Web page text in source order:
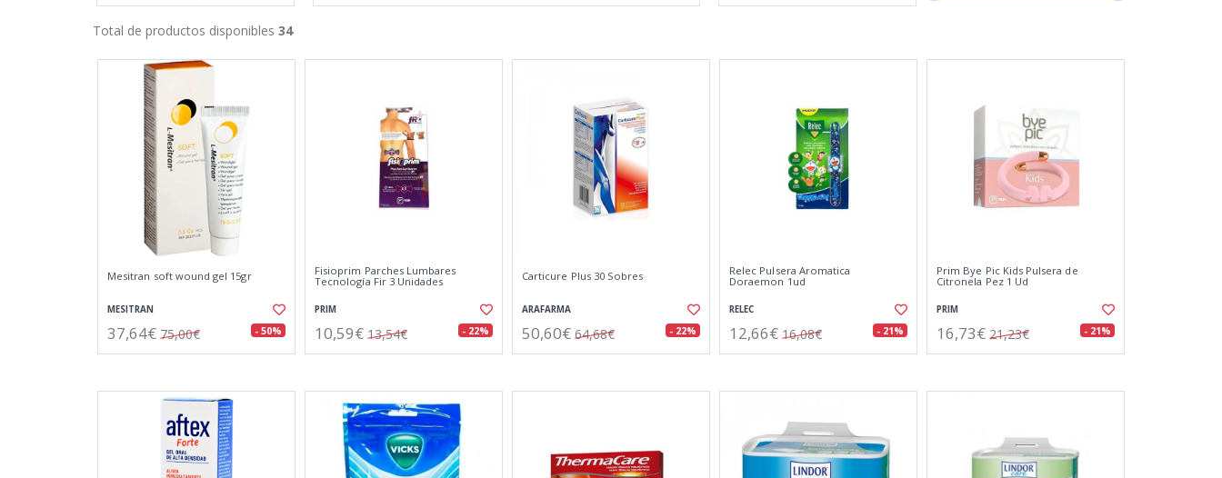
Total de productos disponibles 34
Mesitran soft wound gel 15gr
MESITRAN
37,64€ 75,00€ - 50%
Fisioprim Parches Lumbares
Tecnología Fir 3 Unidades
PRIM
10,59€ 13,54€ - 22%
Carticure Plus 30 Sobres
ARAFARMA
50,60€ 64,68€ - 22%
Relec Pulsera Aromatica
Doraemon 1ud
RELEC
12,66€ 16,08€ - 21%
Prim Bye Pic Kids Pulsera de
Citronela Pez 1 Ud
PRIM
16,73€ 21,23€ - 21%